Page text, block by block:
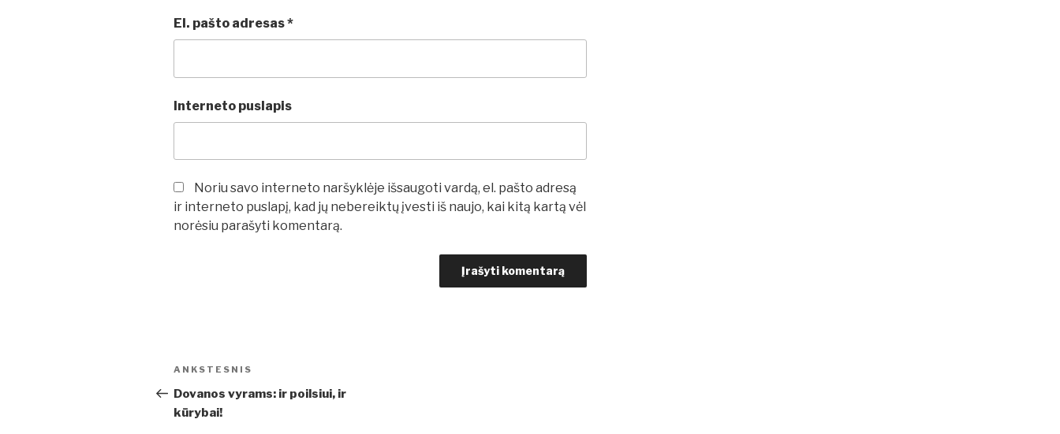
El. pašto adresas*
Interneto puslapis
Noriu savo interneto naršyklėje išsaugoti vardą, el. pašto adresą
ir interneto puslapį, kad jų nebereiktų įvesti iš naujo, kai kitą kartą vėl
norėsiu parašyti komentarą.
Navigacija
tarp
įrašų
Ankstesnis
įrašas
ANKSTESNIS
Dovanos vyrams: ir poilsiui, ir
kūrybai!